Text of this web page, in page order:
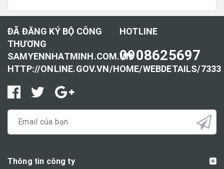
ĐÃ ĐĂNG KÝ BỘ CÔNG
THƯƠNG
SAMYENNHATMINH.COM.VN
HTTP://ONLINE.GOV.VN/HOME/WEBDETAILS/7333
HOTLINE
0908625697
Thông tin công ty